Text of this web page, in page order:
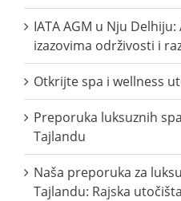
IATA AGM u Nju
izazovima održivosti i
Otkrijte spa i wellness
Preporuka luksuznih
Tajlandu
Naša preporuka za
Tajlandu: Rajska